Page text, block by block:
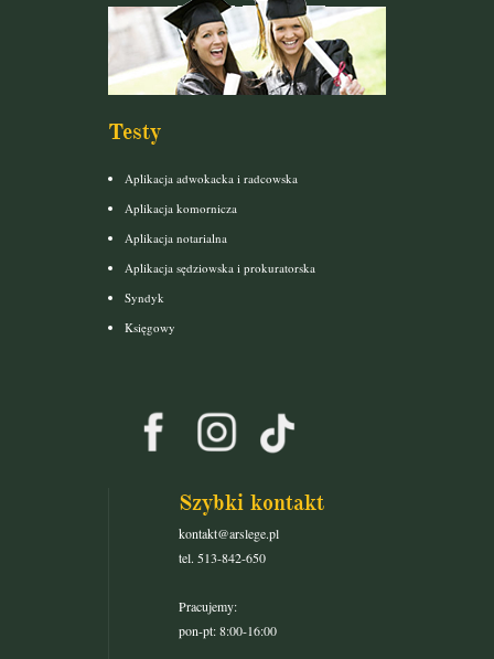
Testy
Aplikacja adwokacka i radcowska
Aplikacja komornicza
Aplikacja notarialna
Aplikacja sędziowska i prokuratorska
Syndyk
Księgowy
Szybki kontakt
kontakt@arslege.pl
tel. 513-842-650
Pracujemy:
pon-pt: 8:00-16:00